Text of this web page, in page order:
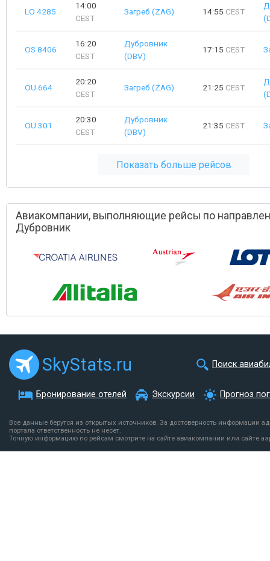
LO 4285
14:00
CEST
Загреб (ZAG) 14:55 CEST
OS 8406
16:20
CEST
Дубровник
(DBV)
17:15 CEST
OU 664
20:20
CEST
Загреб (ZAG) 21:25 CEST
OU 301
20:30
CEST
Дубровник
(DBV)
21:35 CEST
Показать больше рейсов
Авиакомпании, выполняющие рейсы по
Дубровник
SkyStats.ru Поиск
Бронирование отелей Экскурсии Прогноз
Все данные берутся из открытых источников. За достоверность информации
портала ответственность не несет.
Точную информацию по рейсам смотрите на сайте авиакомпании или сайте